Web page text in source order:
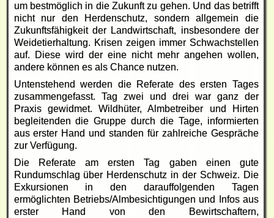
um bestmöglich in die Zukunft zu gehen. Und das betrifft
nicht nur den Herdenschutz, sondern allgemein die
Zukunftsfähigkeit der Landwirtschaft, insbesondere der
Weidetierhaltung. Krisen zeigen immer Schwachstellen
auf. Diese wird der eine nicht mehr angehen wollen,
andere können es als Chance nutzen.
Untenstehend werden die Referate des ersten Tages
zusammengefasst. Tag zwei und drei war ganz der
Praxis gewidmet. Wildhüter, Almbetreiber und Hirten
begleitenden die Gruppe durch die Tage, informierten
aus erster Hand und standen für zahlreiche Gespräche
zur Verfügung.
Die Referate am ersten Tag gaben einen gute
Rundumschlag über Herdenschutz in der Schweiz. Die
Exkursionen in den darauffolgenden Tagen
ermöglichten Betriebs/Almbesichtigungen und Infos aus
erster Hand von den Bewirtschaftern,